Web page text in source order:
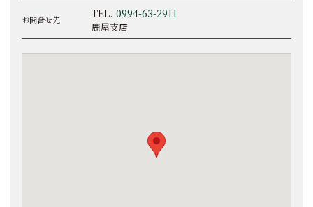
お問合せ先 TEL. 0994-63-2911
鹿屋支店